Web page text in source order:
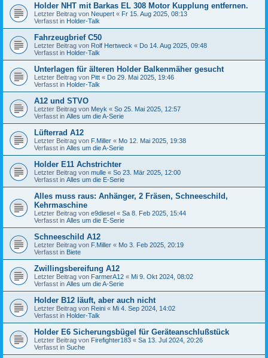
Holder NHT mit Barkas EL 308 Motor Kupplung entfernen.
Letzter Beitrag von Neupert « Fr 15. Aug 2025, 08:13
Verfasst in Holder-Talk
Fahrzeugbrief C50
Letzter Beitrag von Rolf Hertweck « Do 14. Aug 2025, 09:48
Verfasst in Holder-Talk
Unterlagen für älteren Holder Balkenmäher gesucht
Letzter Beitrag von Pitt « Do 29. Mai 2025, 19:46
Verfasst in Holder-Talk
A12 und STVO
Letzter Beitrag von Meyk « So 25. Mai 2025, 12:57
Verfasst in Alles um die A-Serie
Lüfterrad A12
Letzter Beitrag von F.Miller « Mo 12. Mai 2025, 19:38
Verfasst in Alles um die A-Serie
Holder E11 Achstrichter
Letzter Beitrag von mulle « So 23. Mär 2025, 12:00
Verfasst in Alles um die E-Serie
Alles muss raus: Anhänger, 2 Fräsen, Schneeschild,
Kehrmaschine
Letzter Beitrag von e9diesel « Sa 8. Feb 2025, 15:44
Verfasst in Alles um die E-Serie
Schneeschild A12
Letzter Beitrag von F.Miller « Mo 3. Feb 2025, 20:19
Verfasst in Biete
Zwillingsbereifung A12
Letzter Beitrag von FarmerA12 « Mi 9. Okt 2024, 08:02
Verfasst in Alles um die A-Serie
Holder B12 läuft, aber auch nicht
Letzter Beitrag von Reini « Mi 4. Sep 2024, 14:02
Verfasst in Holder-Talk
Holder E6 Sicherungsbügel für Geräteanschlußstück
Letzter Beitrag von Firefighter183 « Sa 13. Jul 2024, 20:26
Verfasst in Suche